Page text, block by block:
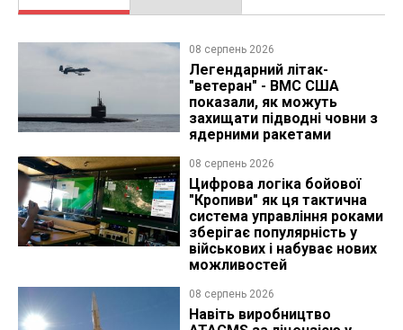
08 серпень 2026
Легендарний літак-
"ветеран" - ВМС США
показали, як можуть
захищати підводні човни з
ядерними ракетами
08 серпень 2026
Цифрова логіка бойової
"Кропиви" як ця тактична
система управління роками
зберігає популярність у
військових і набуває нових
можливостей
08 серпень 2026
Навіть виробництво